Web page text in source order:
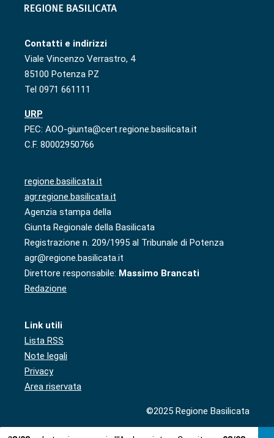
Contatti e indirizzi
Viale Vincenzo Verrastro, 4
85100 Potenza PZ
Tel 0971 661111
URP
PEC: AOO-giunta@cert.regione.basilicata.it
C.F. 80002950766
regione.basilicata.it
agr.regione.basilicata.it
Agenzia stampa della
Giunta Regionale della Basilicata
Registrazione n. 209/1995 al Tribunale di Potenza
agr@regione.basilicata.it
Direttore responsabile: Massimo Brancati
Redazione
Link utili
Lista RSS
Note legali
Privacy
Area riservata
©2025 Regione Basilicata